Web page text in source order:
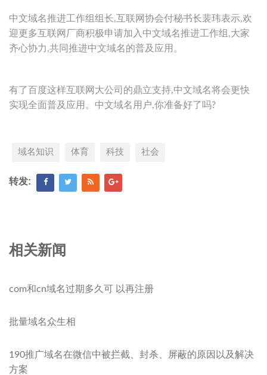
中文域名推进工作组组长,互联网协会付秘书长裴玮表示,欢
迎更多互联网厂商积极申请加入中文域名推进工作组,大家
齐心协力,共同推进中文域名的普及应用。
有了百度这样互联网大公司的鼎立支持,中文域名将会更快
实现全面普及应用。中文域名用户,你准备好了吗?
域名知识 体育 科技 社会
转发:
相关新闻
com和cn域名过期多久可 以再注册
批量域名众生相
190推广域名在微信中被拦截、封杀、屏蔽的原因以及解决
方案